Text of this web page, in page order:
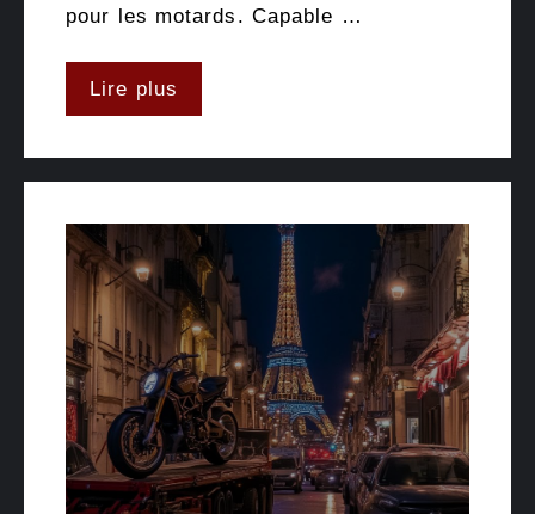
pour les motards. Capable …
Lire plus